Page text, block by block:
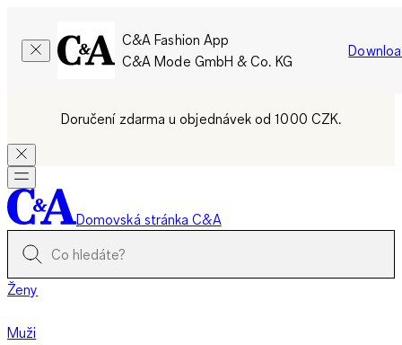
C&A Fashion App
C&A Mode GmbH & Co. KG
Doručení zdarma u objednávek od 1000 CZK.
Domovská stránka C&A
Ženy
Muži